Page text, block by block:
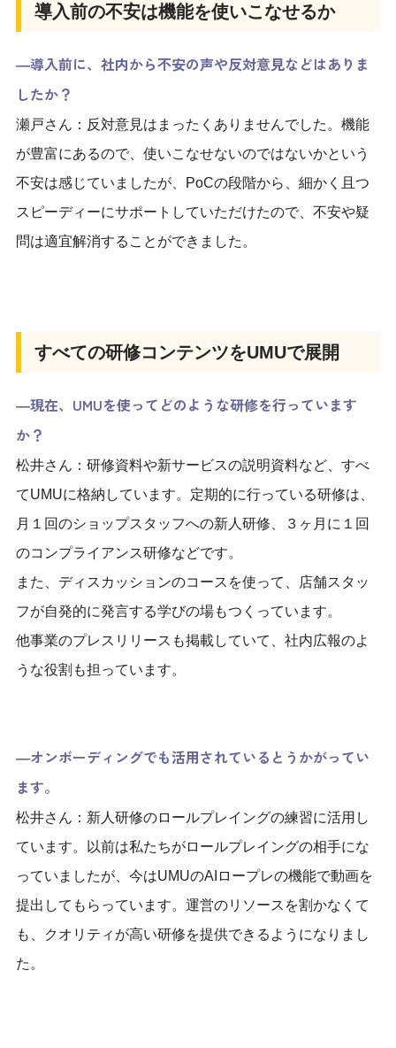
導入前の不安は機能を使いこなせるか
―導入前に、社内から不安の声や反対意見などはありま
したか？
瀬戸さん：反対意見はまったくありませんでした。機能
が豊富にあるので、使いこなせないのではないかという
不安は感じていましたが、PoCの段階から、細かく且つ
スピーディーにサポートしていただけたので、不安や疑
問は適宜解消することができました。
すべての研修コンテンツをUMUで展開
―現在、UMUを使ってどのような研修を行っています
か？
松井さん：研修資料や新サービスの説明資料など、すべ
てUMUに格納しています。定期的に行っている研修は、
月１回のショップスタッフへの新人研修、３ヶ月に１回
のコンプライアンス研修などです。
また、ディスカッションのコースを使って、店舗スタッ
フが自発的に発言する学びの場もつくっています。
他事業のプレスリリースも掲載していて、社内広報のよ
うな役割も担っています。
―オンボーディングでも活用されているとうかがってい
ます。
松井さん：新人研修のロールプレイングの練習に活用し
ています。以前は私たちがロールプレイングの相手にな
っていましたが、今はUMUのAIロープレの機能で動画を
提出してもらっています。運営のリソースを割かなくて
も、クオリティが高い研修を提供できるようになりまし
た。